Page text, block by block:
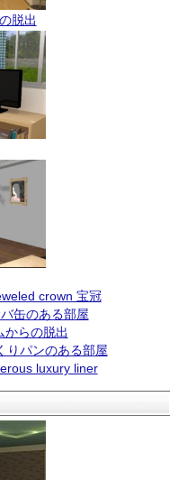
脱出
crown 宝冠
缶のある部屋
からの脱出
パンのある部屋
luxury liner